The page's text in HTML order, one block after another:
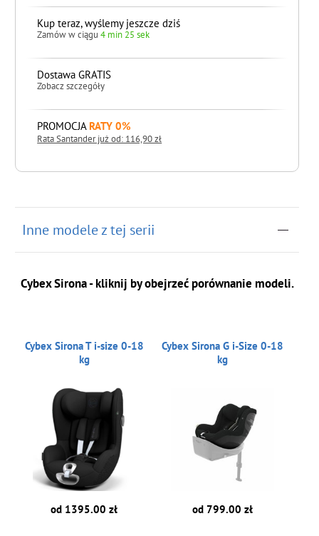
Kup teraz, wyślemy jeszcze dziś
Zamów w ciągu4 min 24 sek
Dostawa GRATIS
Zobacz szczegóły
PROMOCJA RATY 0%
Rata Santander już od: 116,90 zł
Inne modele z tej serii
Cybex Sirona - kliknij by obejrzeć porównanie modeli.
Cybex Sirona T i-size 0-18
kg
od 1395.00 zł
Cybex Sirona G i-Size 0-18
kg
od 799.00 zł